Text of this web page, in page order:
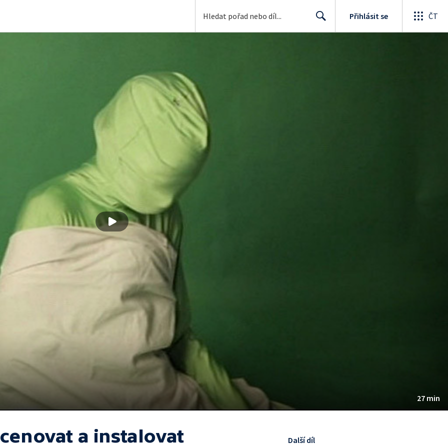
Přihlásit se ČT
27 min
a instalovat Další díl